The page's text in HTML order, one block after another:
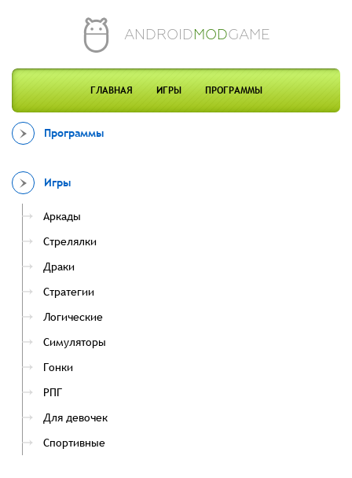
ANDROIDMODGAME
ГЛАВНАЯ ИГРЫ ПРОГРАММЫ
Программы
Игры
Аркады
Стрелялки
Драки
Стратегии
Логические
Симуляторы
Гонки
РПГ
Для девочек
Спортивные